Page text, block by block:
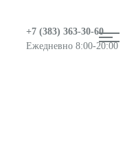
+7 (383) 363-30-60
Ежедневно 8:00-20:00